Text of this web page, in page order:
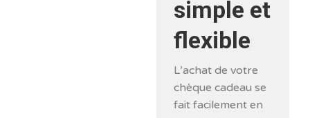
simple et
flexible
L’achat de votre
chèque cadeau se
fait facilement en